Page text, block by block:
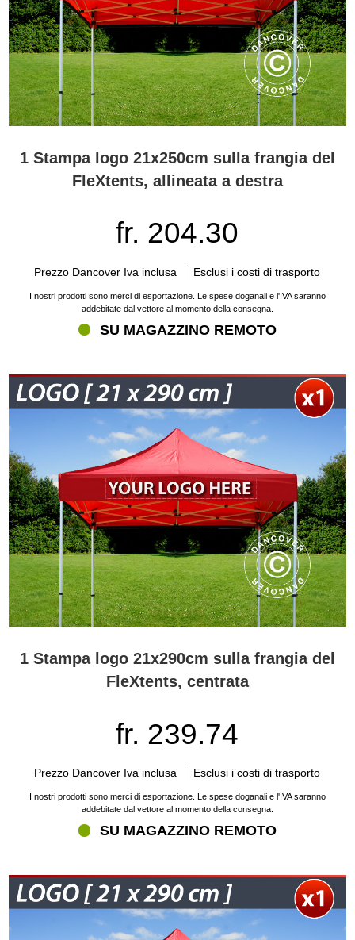
1 Stampa logo 21x250cm sulla frangia del
FleXtents, allineata a destra
fr. 204.30
Prezzo Dancover Iva inclusa Esclusi i costi di trasporto
I nostri prodotti sono merci di esportazione. Le spese doganali e l'IVA saranno
addebitate dal vettore al momento della consegna.
SU MAGAZZINO REMOTO
1 Stampa logo 21x290cm sulla frangia del
FleXtents, centrata
fr. 239.74
Prezzo Dancover Iva inclusa Esclusi i costi di trasporto
I nostri prodotti sono merci di esportazione. Le spese doganali e l'IVA saranno
addebitate dal vettore al momento della consegna.
SU MAGAZZINO REMOTO